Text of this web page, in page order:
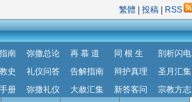
繁體 投稿 RSS
南 弥撒总论 再 慕 道 同 根 生
剖析闪电
史 礼仪问答 告解指南 辩护真理
圣月汇集
册 弥撒礼仪 大赦汇集 新答客问 宗教方志